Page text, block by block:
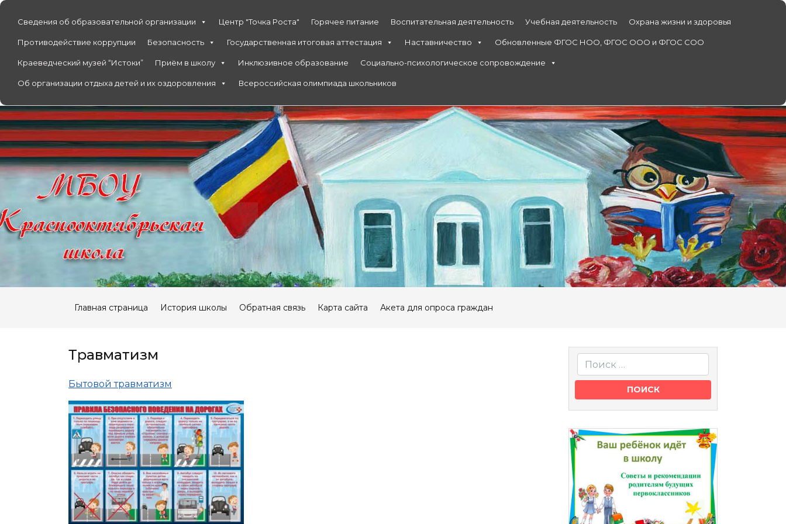
Сведения об образовательной организации Центр "Точка Роста" Горячее питание Воспитательная деятельность Учебная деятельность Охрана жизни и здоровья
Противодействие коррупции Безопасность Государственная итоговая аттестация Наставничество Обновленные ФГОС НОО, ФГОС ООО и ФГОС СОО
Краеведческий музей “Истоки” Приём в школу Инклюзивное образование Социально-психологическое сопровождение
Об организации отдыха детей и их оздоровления Всероссийская олимпиада школьников
Перейти
к
содержимому
МБОУ Краснооктябрьская СОШ
официальный сайт
Главная страница История школы Обратная связь Карта сайта Акета для опроса граждан
Травматизм
Бытовой травматизм